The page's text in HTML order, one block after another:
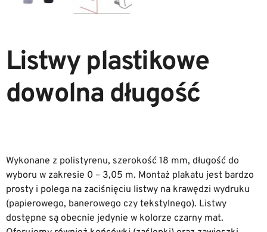
Listwy plastikowe
dowolna długość
Wykonane z polistyrenu, szerokość 18 mm, długość do
wyboru w zakresie 0 – 3,05 m. Montaż plakatu jest bardzo
prosty i polega na zaciśnięciu listwy na krawędzi wydruku
(papierowego, banerowego czy tekstylnego). Listwy
dostępne są obecnie jedynie w kolorze czarny mat.